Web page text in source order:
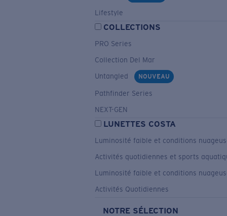
Lifestyle
COLLECTIONS
PRO Series
Collection Del Mar
Untangled
NOUVEAU
Pathfinder Series
NEXT-GEN
LUNETTES COSTA
Luminosité faible et conditions
Activités quotidiennes et sports
Luminosité faible et conditions
Activités Quotidiennes
NOTRE SÉLECTION